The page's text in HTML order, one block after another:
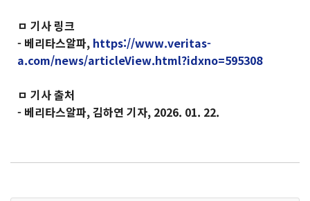
ㅁ 기사 링크
- 베리타스알파, https://www.veritas-
a.com/news/articleView.html?idxno=595308
ㅁ 기사 출처
- 베리타스알파, 김하연 기자, 2026. 01. 22.